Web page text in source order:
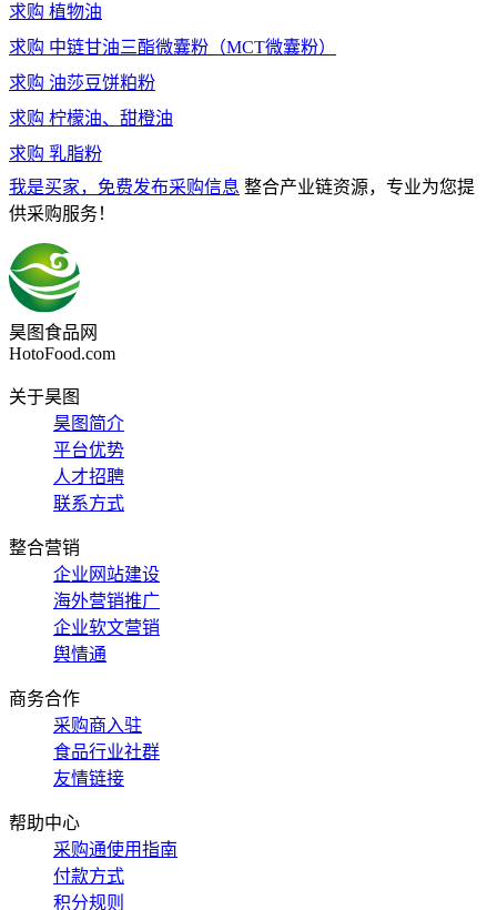
求购 植物油
求购 中链甘油三酯微囊粉（MCT微囊粉）
求购 油莎豆饼粕粉
求购 柠檬油、甜橙油
求购 乳脂粉
我是买家，免费发布采购信息 整合产业链资源，专业为您提
供采购服务！
昊图食品网
HotoFood.com
关于昊图
昊图简介
平台优势
人才招聘
联系方式
整合营销
企业网站建设
海外营销推广
企业软文营销
舆情通
商务合作
采购商入驻
食品行业社群
友情链接
帮助中心
采购通使用指南
付款方式
积分规则